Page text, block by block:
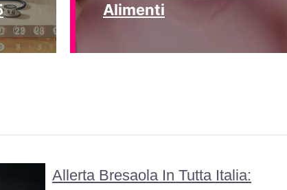
Alimenti
Allerta Bresaola In Tutta Italia: